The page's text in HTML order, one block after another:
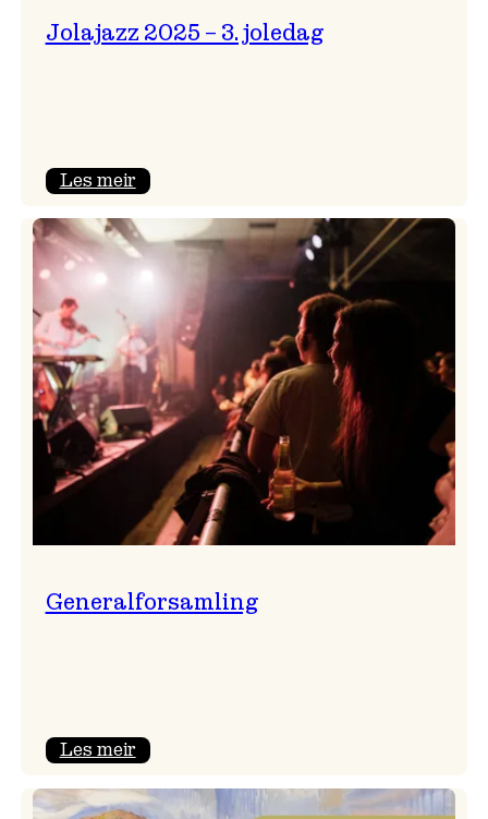
Jolajazz 2025 – 3. joledag
Les meir:
2025
–
joledag
Generalforsamling
Les meir: